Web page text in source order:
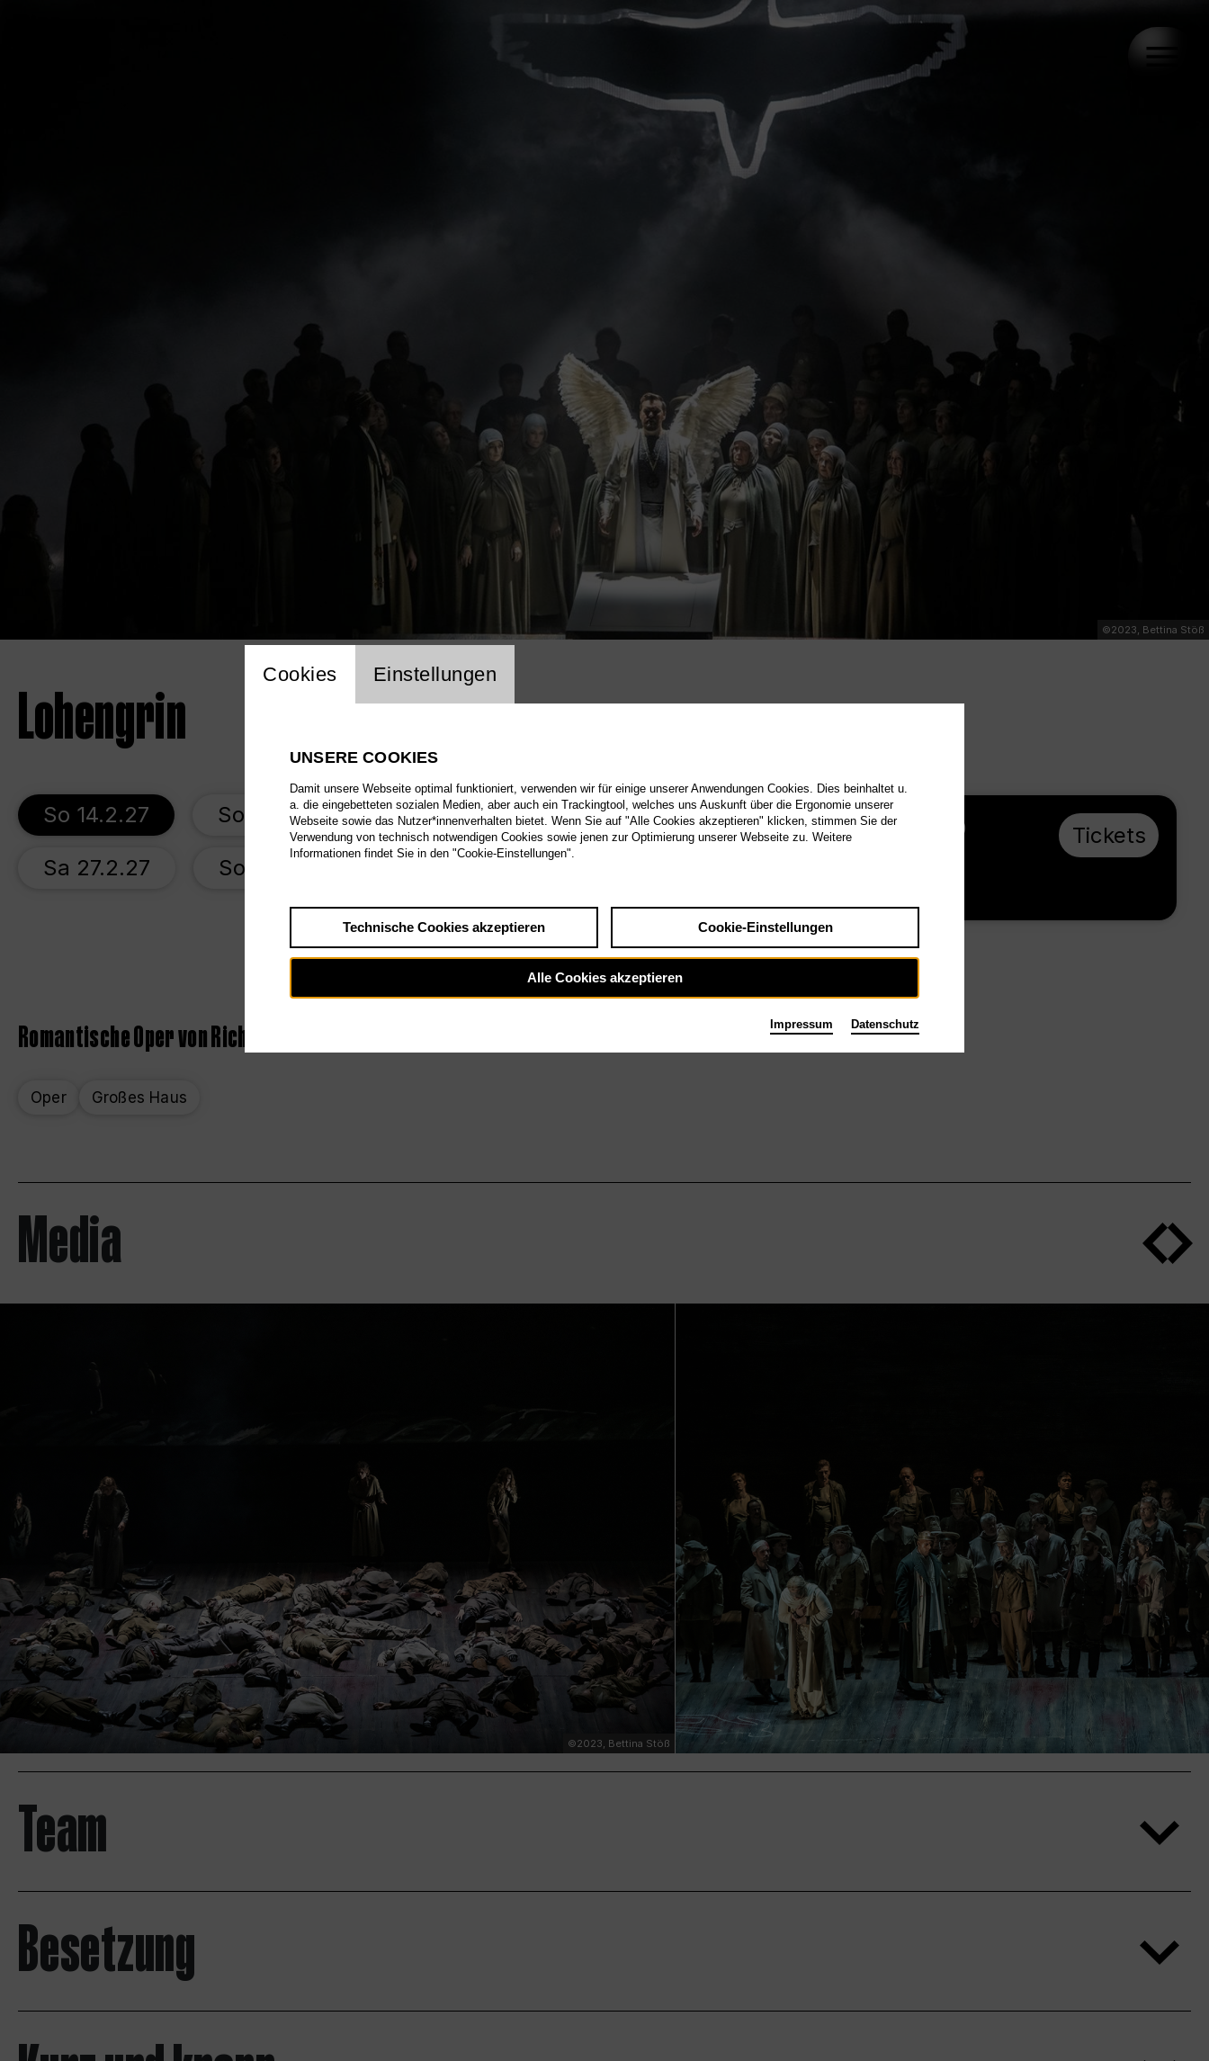
©2023, Bettina Stöß
Lohengrin
So 14.2.27 So 21.2.27 Mi 24.2.27
Sa 27.2.27 So 7.3.27
Lohengrin
So 14.2.27, 16:00
Tickets
Romantische Oper von Richard Wagner
Oper Großes Haus
Media
©2023, Bettina Stöß
Team
Besetzung
Einstellung Website Cookie
Cookies Einstellungen
UNSERE COOKIES
Damit unsere Webseite optimal funktioniert, verwenden wir für einige unserer Anwendungen Cookies. Dies beinhaltet u.
a. die eingebetteten sozialen Medien, aber auch ein Trackingtool, welches uns Auskunft über die Ergonomie unserer
Webseite sowie das Nutzer*innenverhalten bietet. Wenn Sie auf "Alle Cookies akzeptieren" klicken, stimmen Sie der
Verwendung von technisch notwendigen Cookies sowie jenen zur Optimierung unserer Webseite zu. Weitere
Informationen findet Sie in den "Cookie-Einstellungen".
Technische Cookies akzeptieren Cookie-Einstellungen
Alle Cookies akzeptieren
Impressum Datenschutz